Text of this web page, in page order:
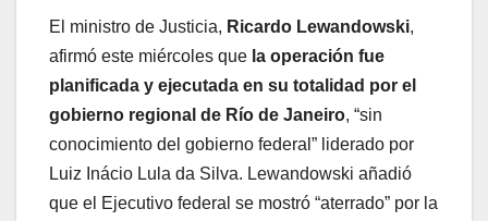
El ministro de Justicia, Ricardo Lewandowski,
afirmó este miércoles que la operación fue
planificada y ejecutada en su totalidad por el
gobierno regional de Río de Janeiro, “sin
conocimiento del gobierno federal” liderado por
Luiz Inácio Lula da Silva. Lewandowski añadió
que el Ejecutivo federal se mostró “aterrado” por la